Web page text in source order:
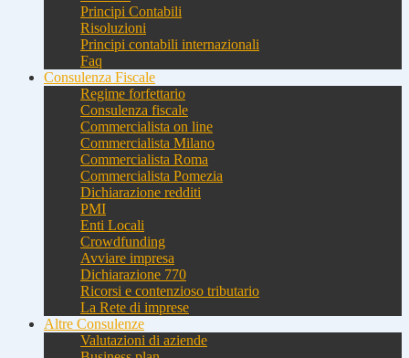
Principi Contabili
Risoluzioni
Principi contabili internazionali
Faq
Consulenza Fiscale
Regime forfettario
Consulenza fiscale
Commercialista on line
Commercialista Milano
Commercialista Roma
Commercialista Pomezia
Dichiarazione redditi
PMI
Enti Locali
Crowdfunding
Avviare impresa
Dichiarazione 770
Ricorsi e contenzioso tributario
La Rete di imprese
Altre Consulenze
Valutazioni di aziende